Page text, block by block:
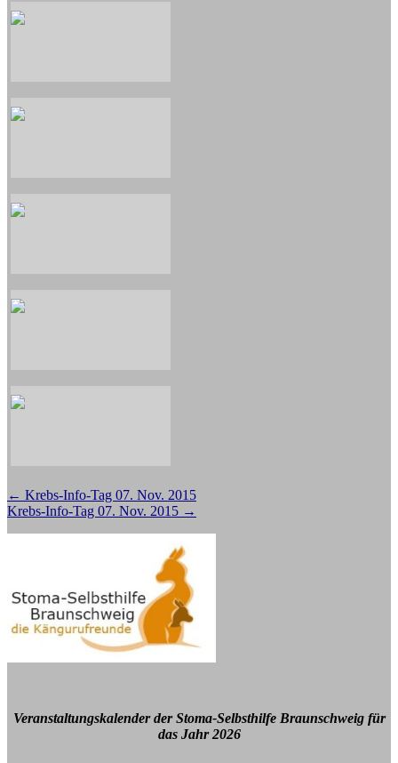
Beitragsnavigation
← Krebs-Info-Tag 07. Nov. 2015
Krebs-Info-Tag 07. Nov. 2015 →
Veranstaltungskalender der Stoma-Selbsthilfe Braunschweig für
das Jahr 2026